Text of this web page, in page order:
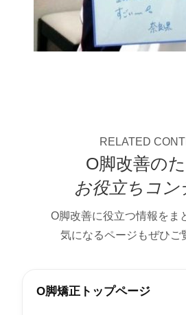
RELATED
O脚改善の
お役立ちコン
O脚改善に役立つ情報をま
気になるページもぜひご
O脚矯正トップページ